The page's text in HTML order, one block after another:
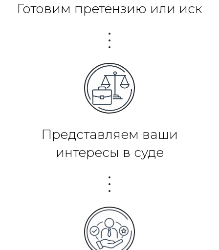
Готовим претензию или иск
Представляем ваши
интересы в суде